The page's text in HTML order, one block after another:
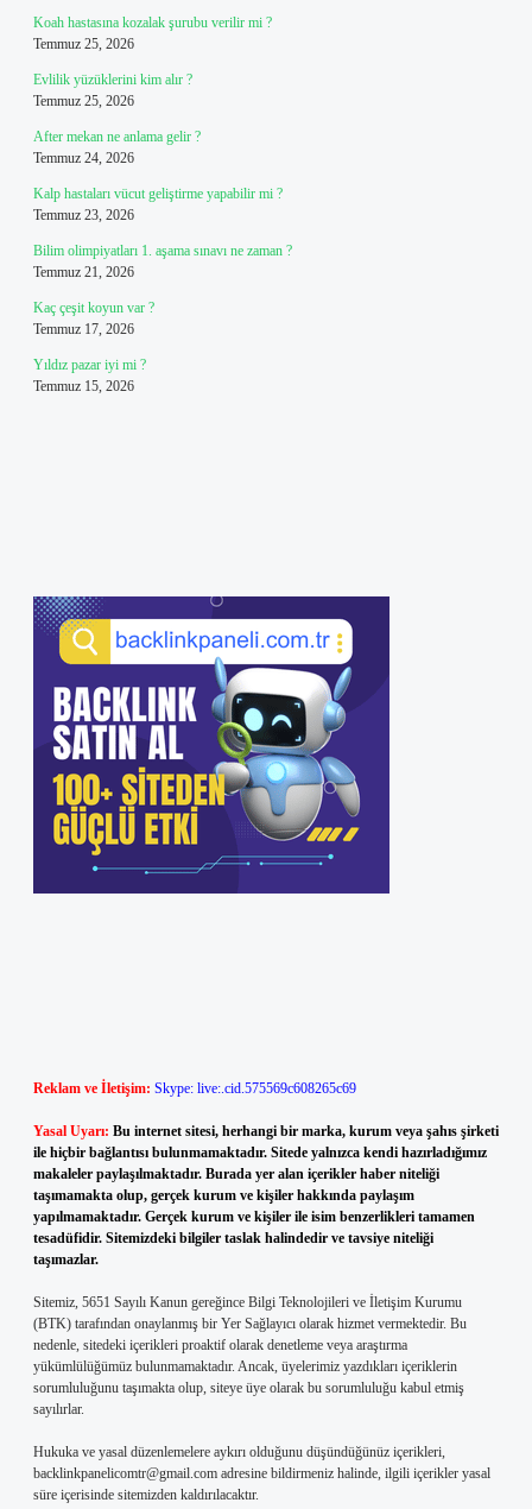
Koah hastasına kozalak şurubu verilir mi ?
Temmuz 25, 2026
Evlilik yüzüklerini kim alır ?
Temmuz 25, 2026
After mekan ne anlama gelir ?
Temmuz 24, 2026
Kalp hastaları vücut geliştirme yapabilir mi ?
Temmuz 23, 2026
Bilim olimpiyatları 1. aşama sınavı ne zaman ?
Temmuz 21, 2026
Kaç çeşit koyun var ?
Temmuz 17, 2026
Yıldız pazar iyi mi ?
Temmuz 15, 2026
Reklam ve İletişim: Skype: live:.cid.575569c608265c69
Yasal Uyarı: Bu internet sitesi, herhangi bir marka, kurum veya şahıs şirketi
ile hiçbir bağlantısı bulunmamaktadır. Sitede yalnızca kendi hazırladığımız
makaleler paylaşılmaktadır. Burada yer alan içerikler haber niteliği
taşımamakta olup, gerçek kurum ve kişiler hakkında paylaşım
yapılmamaktadır. Gerçek kurum ve kişiler ile isim benzerlikleri tamamen
tesadüfidir. Sitemizdeki bilgiler taslak halindedir ve tavsiye niteliği
taşımazlar.
Sitemiz, 5651 Sayılı Kanun gereğince Bilgi Teknolojileri ve İletişim Kurumu
(BTK) tarafından onaylanmış bir Yer Sağlayıcı olarak hizmet vermektedir. Bu
nedenle, sitedeki içerikleri proaktif olarak denetleme veya araştırma
yükümlülüğümüz bulunmamaktadır. Ancak, üyelerimiz yazdıkları içeriklerin
sorumluluğunu taşımakta olup, siteye üye olarak bu sorumluluğu kabul etmiş
sayılırlar.
Hukuka ve yasal düzenlemelere aykırı olduğunu düşündüğünüz içerikleri,
backlinkpanelicomtr@gmail.com adresine bildirmeniz halinde, ilgili içerikler yasal
süre içerisinde sitemizden kaldırılacaktır.